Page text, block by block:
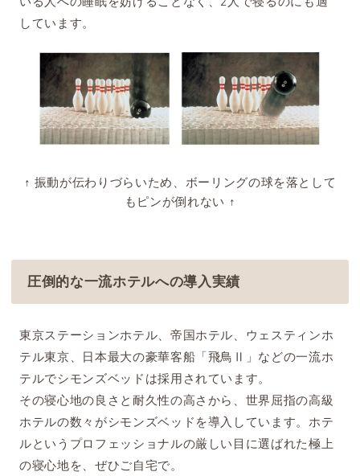
しています。
↑ 振動が伝わりづらいため、ボーリングの球を落として
もピンが倒れない ↑
圧倒的な一流ホテルへの導入実績
東京ステーションホテル、帝国ホテル、ウェスティンホ
テル東京、日本最大の豪華客船「飛鳥Ⅱ」などの一流ホ
テルでシモンズベッドは採用されています。
その寝心地の良さと耐久性の高さから、世界屈指の高級
ホテルの数々がシモンズベッドを導入しています。ホテ
ルというプロフェッショナルの厳しい目に選ばれた極上
の寝心地を、ぜひご自宅で。